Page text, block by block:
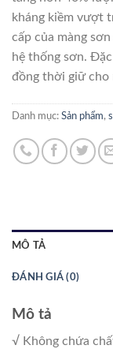
kháng kiềm vượt
cấp của màng
hệ thống sơn.
đồng thời giữ cho
Danh mục: Sản phẩm,
MÔ TẢ
ĐÁNH GIÁ (0)
Mô tả
√ Không chứa